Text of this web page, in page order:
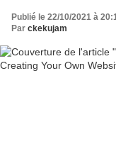
Publié le 22/10/2021 à
Par ckekujam